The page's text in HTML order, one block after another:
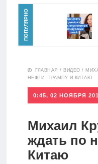
анализ
Видео
Сделано
Главная
Новости
Аналитика
Инвестиции
Дивиденды
ПОПУЛЯРНО
ГЛАВНАЯ / ВИДЕО /
НЕФТИ, ТРАМПУ И КИТАЮ
0:45, 02 НОЯБРЯ
Михаил
ждать по
Китаю